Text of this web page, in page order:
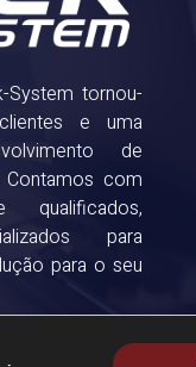
System tornou-
e uma
de
com
qualificados,
para
para o seu